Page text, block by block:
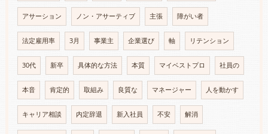
アサーション ノン・アサーティブ 主張 障がい者
法定雇用率 3月 事業主 企業選び 軸 リテンション
30代 新卒 具体的な方法 本質 マイベストプロ 社員の
本音 肯定的 取組み 良質な マネージャー 人を動かす
キャリア相談 内定辞退 新入社員 不安 解消